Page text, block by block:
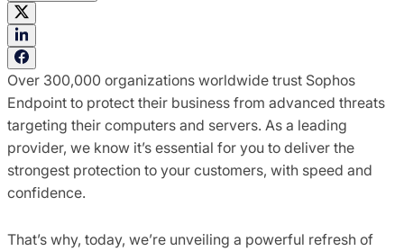
Over 300,000 organizations worldwide trust Sophos
Endpoint to protect their business from advanced threats
targeting their computers and servers. As a leading
provider, we know it’s essential for you to deliver the
strongest protection to your customers, with speed and
confidence.
That’s why, today, we’re unveiling a powerful refresh of